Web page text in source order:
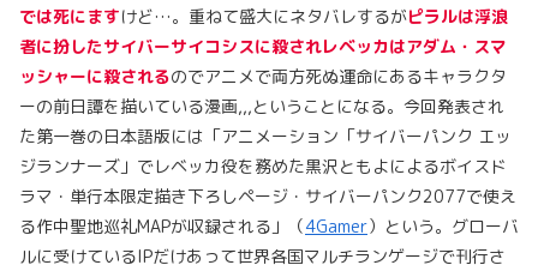
では死にますけど…。重ねて盛大にネタバレするがピラルは浮浪
者に扮したサイバーサイコシスに殺されレベッカはアダム・スマ
ッシャーに殺されるのでアニメで両方死ぬ運命にあるキャラクタ
ーの前日譚を描いている漫画,,,ということになる。今回発表され
た第一巻の日本語版には「アニメーション「サイバーパンク エッ
ジランナーズ」でレベッカ役を務めた黒沢ともよによるボイスド
ラマ・単行本限定描き下ろしページ・サイバーパンク2077で使え
る作中聖地巡礼MAPが収録される」（4Gamer）という。グローバ
ルに受けているIPだけあって世界各国マルチランゲージで刊行さ